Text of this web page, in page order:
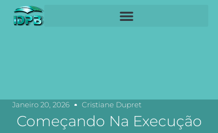
Janeiro 20, 2026 Cristiane Dupret
Começando Na Execução